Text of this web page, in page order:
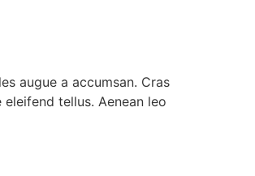
augue a accumsan. Cras
tellus. Aenean leo